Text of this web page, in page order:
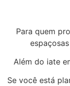
Para quem
Além do iate
Se você está